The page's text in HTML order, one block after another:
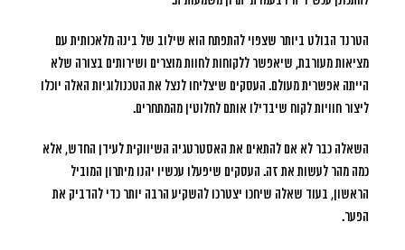
הטרנד הבולט ביותר שצפוי להתפתח הוא שילוב של בינה מלאכותית עם
מציאות מעורבת, שיאפשר ללקוחות לחוות מוצרים ושירותים בצורה שלא
הייתה אפשרית מעולם. העסקים שיצליחו לנצל את הטכנולוגיות האלה יוכלו
ליצור חוויות לקוח שיבדילו אותם לחלוטין מהמתחרים.
השאלה כבר לא אם להתאים את האסטרטגיה השיווקית לעידן החדש, אלא
כמה מהר לעשות את זה. העסקים שיפעלו עכשיו יהנו מיתרון המוביל
הראשון, בעוד שאלה שיחכו יצטרכו להשקיע הרבה יותר כדי להדביק את
הפער.